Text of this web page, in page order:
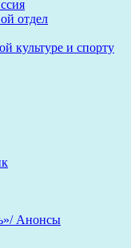
отдел
культуре и спорту
Анонсы